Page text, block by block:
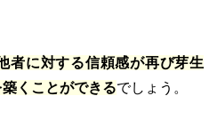
者に対する信頼感が再び芽生
くことができるでしょう。